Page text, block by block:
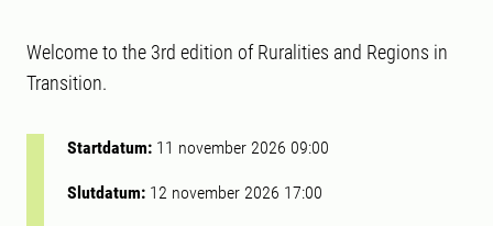
Welcome to the 3rd edition of Ruralities and Regions in
Transition.
Startdatum: 11 november 2026 09:00
Slutdatum: 12 november 2026 17:00